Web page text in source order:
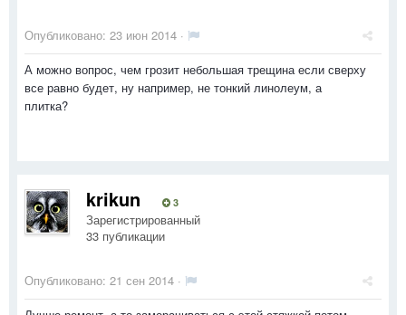
Опубликовано: 23 июн 2014 ·
А можно вопрос, чем грозит небольшая трещина если сверху
все равно будет, ну например, не тонкий линолеум, а
плитка?
krikun 3
Зарегистрированный
33 публикации
Опубликовано: 21 сен 2014 ·